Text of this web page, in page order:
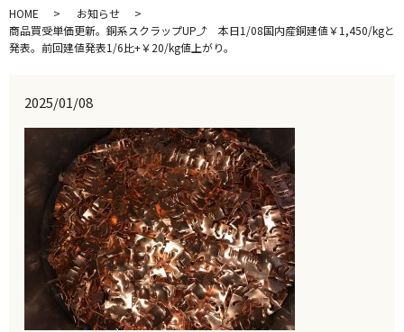
HOME
お知らせ
商品買受単価更新。銅系スクラップUP⤴ 本日1/08国内産銅建値￥1,450/kgと
発表。前回建値発表1/6比+￥20/kg値上がり。
2025/01/08